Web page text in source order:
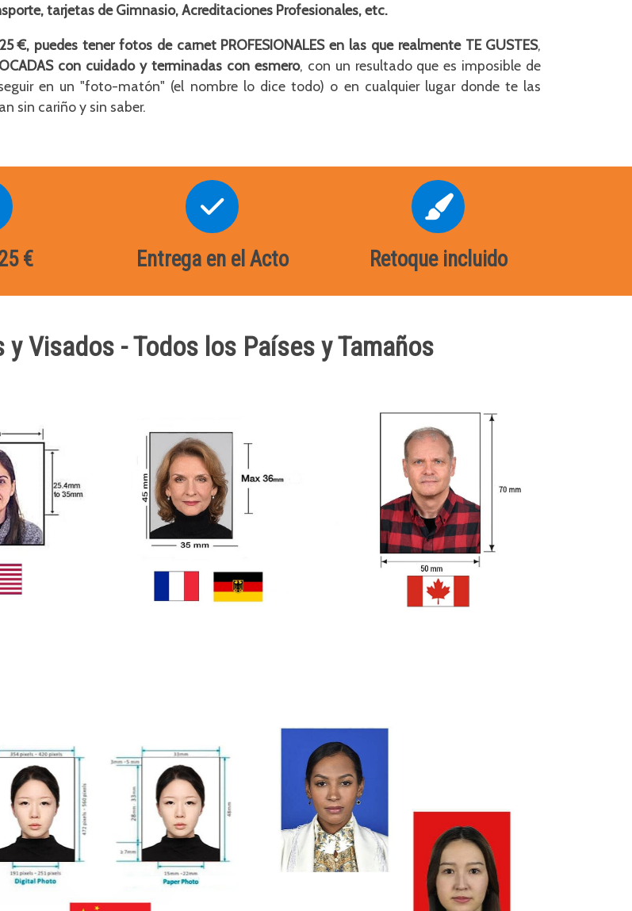
tarjetas de Gimnasio, Acreditaciones Profesionales, etc.
25 €, puedes tener fotos de carnet PROFESIONALES en las que realmente TE GUSTES,
con cuidado y terminadas con esmero, con un resultado que es imposible de
en un "foto-matón" (el nombre lo dice todo) o en cualquier lugar donde te las
sin cariño y sin saber.
€ Entrega en el Acto Retoque incluido
Visados - Todos los Países y Tamaños